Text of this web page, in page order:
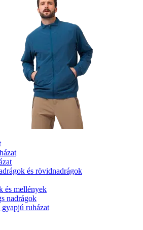
és rövidnadrágok
és mellények
nadrágok
ruházat